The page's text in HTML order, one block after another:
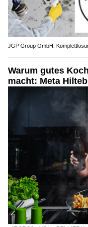
JGP Group GmbH:
Warum gutes
macht: Meta